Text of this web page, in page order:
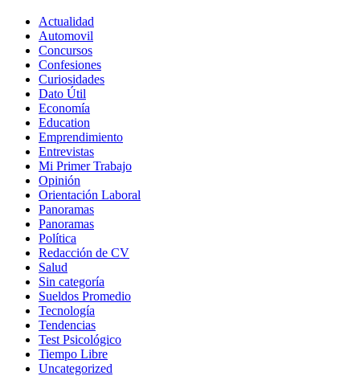
Actualidad
Automovil
Concursos
Confesiones
Curiosidades
Dato Útil
Economía
Education
Emprendimiento
Entrevistas
Mi Primer Trabajo
Opinión
Orientación Laboral
Panoramas
Panoramas
Política
Redacción de CV
Salud
Sin categoría
Sueldos Promedio
Tecnología
Tendencias
Test Psicológico
Tiempo Libre
Uncategorized